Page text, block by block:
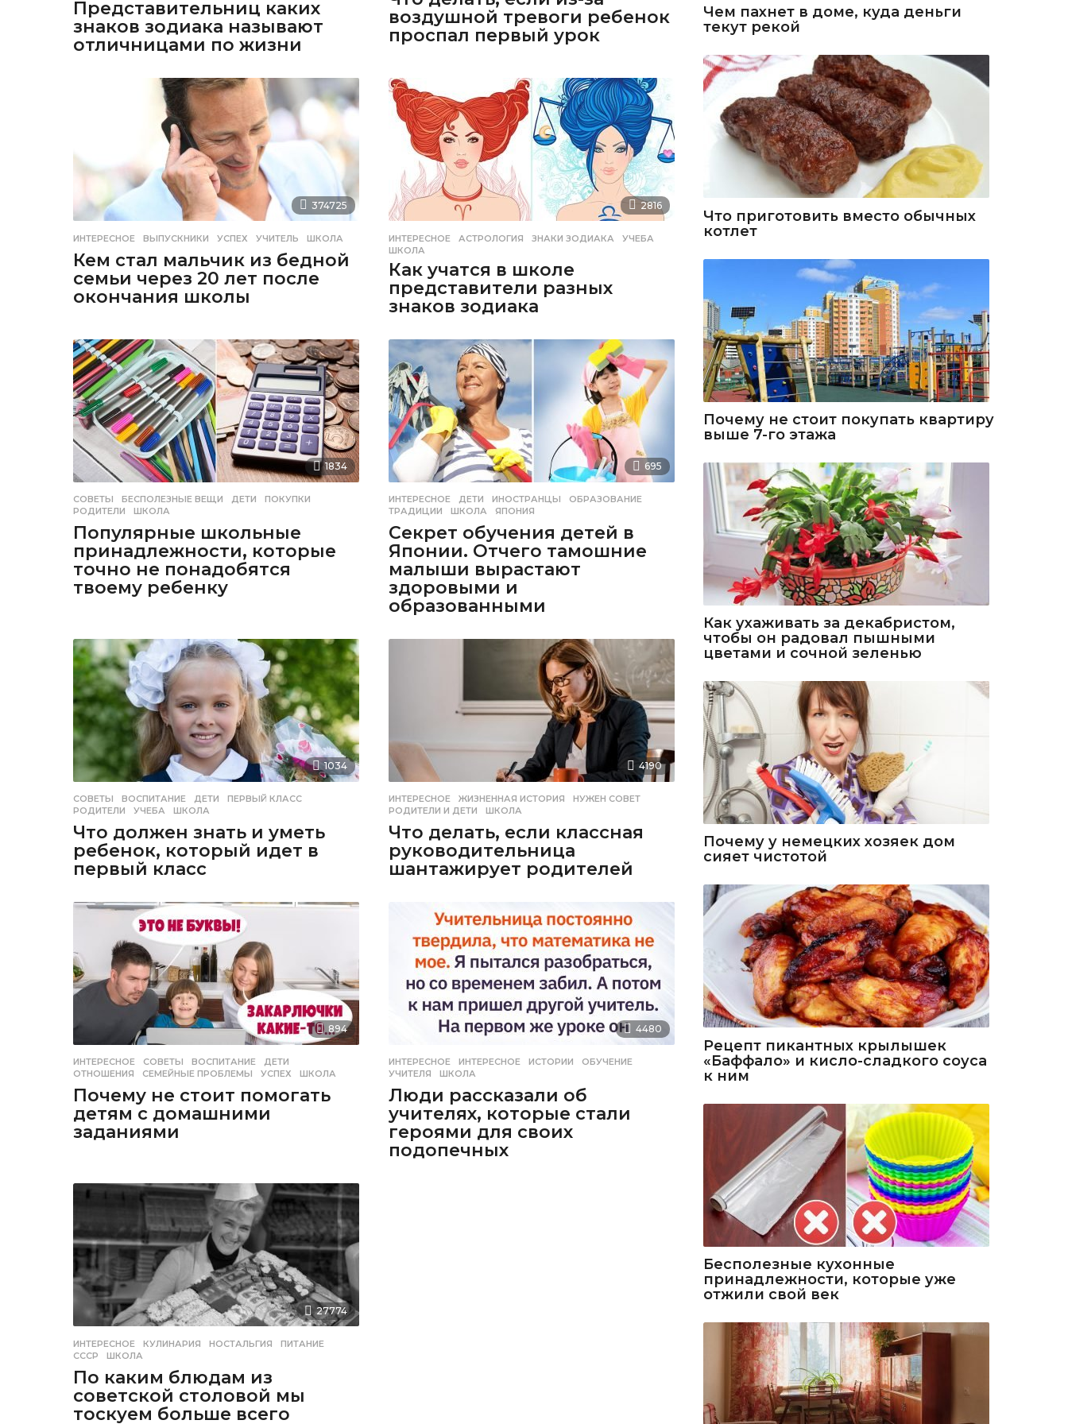
Представительниц каких
знаков зодиака называют
отличницами по жизни
воздушной тревоги ребенок
проспал первый урок
374725
ИНТЕРЕСНОЕ ВЫПУСКНИКИ ,УСПЕХ ,УЧИТЕЛЬ ,ШКОЛА
Кем стал мальчик из бедной
семьи через 20 лет после
окончания школы
2816
ИНТЕРЕСНОЕ АСТРОЛОГИЯ ,ЗНАКИ ЗОДИАКА ,УЧЕБА
ШКОЛА
Как учатся в школе
представители разных
знаков зодиака
1834
СОВЕТЫ БЕСПОЛЕЗНЫЕ ВЕЩИ ,ДЕТИ ,ПОКУПКИ
РОДИТЕЛИ
,ШКОЛА
Популярные школьные
принадлежности, которые
точно не понадобятся
твоему ребенку
695
ИНТЕРЕСНОЕ ДЕТИ ,ИНОСТРАНЦЫ ,ОБРАЗОВАНИЕ
ТРАДИЦИИ
,ШКОЛА ,ЯПОНИЯ
Секрет обучения детей в
Японии. Отчего тамошние
малыши вырастают
здоровыми и
образованными
1034
СОВЕТЫ ВОСПИТАНИЕ ,ДЕТИ ,ПЕРВЫЙ КЛАСС
РОДИТЕЛИ
,УЧЕБА ,ШКОЛА
Что должен знать и уметь
ребенок, который идет в
первый класс
4190
ИНТЕРЕСНОЕ ЖИЗНЕННАЯ ИСТОРИЯ ,НУЖЕН СОВЕТ
РОДИТЕЛИ И ДЕТИ
,ШКОЛА
Что делать, если классная
руководительница
шантажирует родителей
894
ИНТЕРЕСНОЕ ,СОВЕТЫ ВОСПИТАНИЕ ,ДЕТИ
ОТНОШЕНИЯ
,СЕМЕЙНЫЕ ПРОБЛЕМЫ ,УСПЕХ ,ШКОЛА
Почему не стоит помогать
детям с домашними
заданиями
4480
ИНТЕРЕСНОЕ ИНТЕРЕСНОЕ ,ИСТОРИИ ,ОБУЧЕНИЕ
УЧИТЕЛЯ
,ШКОЛА
Люди рассказали об
учителях, которые стали
героями для своих
подопечных
27774
ИНТЕРЕСНОЕ ,КУЛИНАРИЯ НОСТАЛЬГИЯ ,ПИТАНИЕ
СССР
,ШКОЛА
По каким блюдам из
советской столовой мы
тоскуем больше всего
Чем пахнет в доме, куда деньги
текут рекой
Что приготовить вместо обычных
котлет
Почему не стоит покупать квартиру
выше 7-го этажа
Как ухаживать за декабристом,
чтобы он радовал пышными
цветами и сочной зеленью
Почему у немецких хозяек дом
сияет чистотой
Рецепт пикантных крылышек
«Баффало» и кисло-сладкого соуса
к ним
Бесполезные кухонные
принадлежности, которые уже
отжили свой век